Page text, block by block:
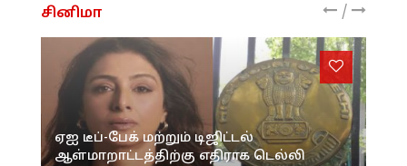
சினிமா /
ஏஐ டீப்-பேக் மற்றும் டிஜிட்டல்
ஆள்மாறாட்டத்திற்கு எதிராக டெல்லி